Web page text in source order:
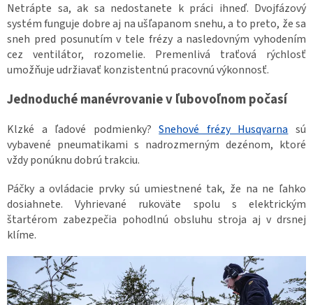
Netrápte sa, ak sa nedostanete k práci ihneď. Dvojfázový
systém funguje dobre aj na ušľapanom snehu, a to preto, že sa
sneh pred posunutím v tele frézy a nasledovným vyhodením
cez ventilátor, rozomelie. Premenlivá traťová rýchlosť
umožňuje udržiavať konzistentnú pracovnú výkonnosť.
Jednoduché manévrovanie v ľubovoľnom počasí
Klzké a ľadové podmienky?Snehové frézy Husqvarna sú
vybavené pneumatikami s nadrozmerným dezénom, ktoré
vždy ponúknu dobrú trakciu.
Páčky a ovládacie prvky sú umiestnené tak, že na ne ľahko
dosiahnete. Vyhrievané rukoväte spolu s elektrickým
štartérom zabezpečia pohodlnú obsluhu stroja aj v drsnej
klíme.